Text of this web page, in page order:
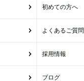
初めての方へ
よくあるご質問
採用情報
ブログ